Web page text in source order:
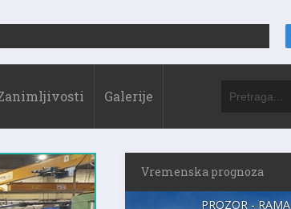
Galerije
Vremenska prognoza
PROZOR - RAMA